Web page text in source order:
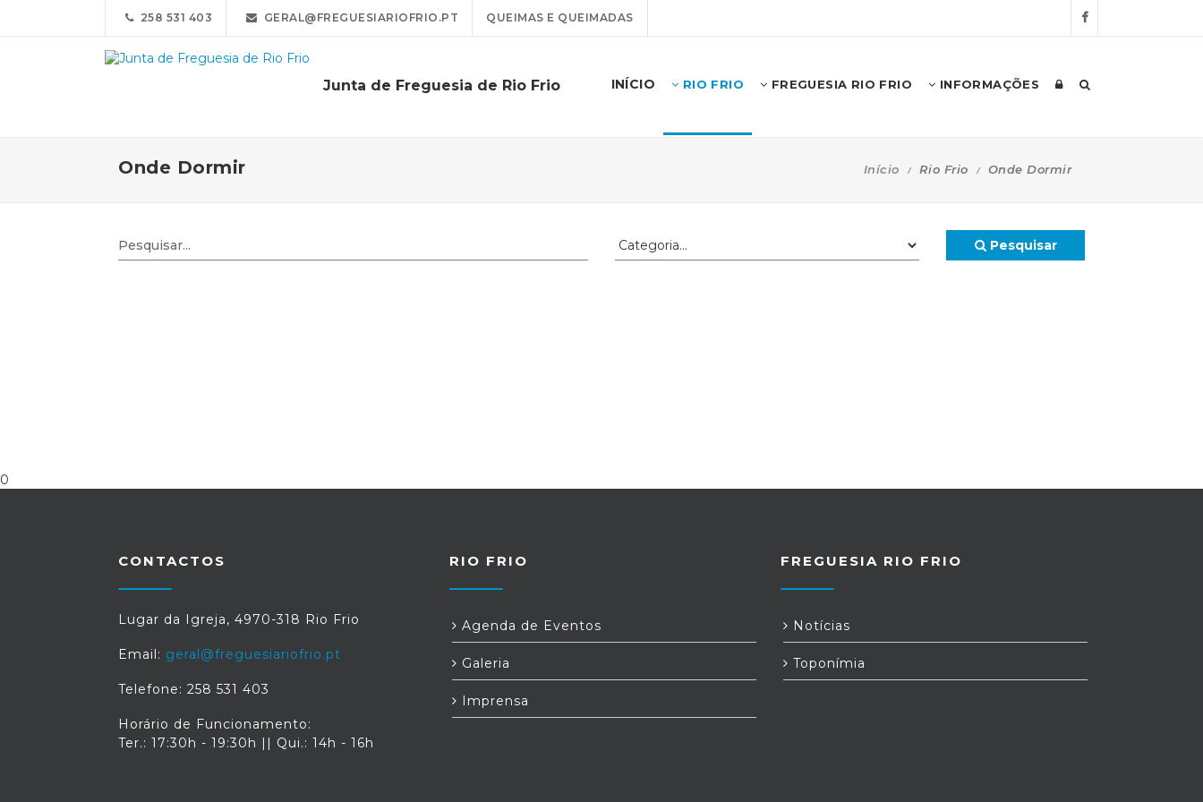
258 531 403 GERAL@FREGUESIARIOFRIO.PT QUEIMAS E QUEIMADAS
Junta de Freguesia de Rio Frio INÍCIO RIO FRIO FREGUESIA RIO FRIO INFORMAÇÕES
Onde Dormir Início Rio Frio Onde Dormir
Pesquisar
0
CONTACTOS
Lugar da Igreja, 4970-318 Rio Frio
Email: geral@freguesiariofrio.pt
Telefone: 258 531 403
Horário de Funcionamento:
Ter.: 17:30h - 19:30h || Qui.: 14h - 16h
RIO FRIO
Agenda de Eventos
Galeria
Imprensa
FREGUESIA RIO FRIO
Notícias
Toponímia